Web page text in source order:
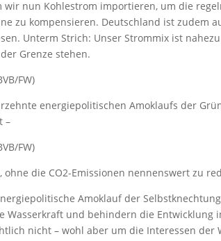
wir nun Kohlestrom importieren, um die
zu kompensieren. Deutschland ist zudem
Unterm Strich: Unser Strommix ist
Grenze stehen.
FW)
energiepolitischen Amoklaufs der
–
FW)
ohne die CO2-Emissionen nennenswert zu
Amoklauf der
Wasserkraft und behindern die Entwicklung
nicht – wohl aber um die Interessen der